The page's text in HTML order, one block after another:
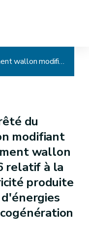
Arrêté du Gouvernement wallon modifiant l'arrêté du Gouvernement wallon du 30 novembre 2006 relatif à la promotion de l'électricité produite au moyen de sources d'énergies renouvelables ou de cogénération
du
modifiant
wallon
relatif à la
produite